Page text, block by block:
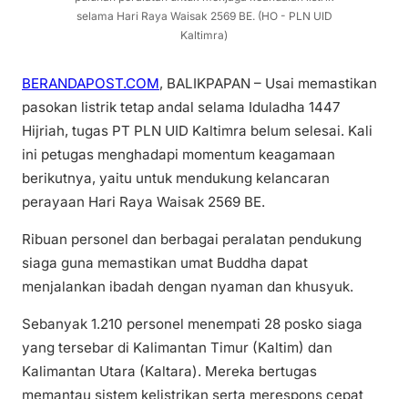
selama Hari Raya Waisak 2569 BE. (HO - PLN UID
Kaltimra)
BERANDAPOST.COM, BALIKPAPAN – Usai memastikan
pasokan listrik tetap andal selama Iduladha 1447
Hijriah, tugas PT PLN UID Kaltimra belum selesai. Kali
ini petugas menghadapi momentum keagamaan
berikutnya, yaitu untuk mendukung kelancaran
perayaan Hari Raya Waisak 2569 BE.
Ribuan personel dan berbagai peralatan pendukung
siaga guna memastikan umat Buddha dapat
menjalankan ibadah dengan nyaman dan khusyuk.
Sebanyak 1.210 personel menempati 28 posko siaga
yang tersebar di Kalimantan Timur (Kaltim) dan
Kalimantan Utara (Kaltara). Mereka bertugas
memantau sistem kelistrikan serta merespons cepat